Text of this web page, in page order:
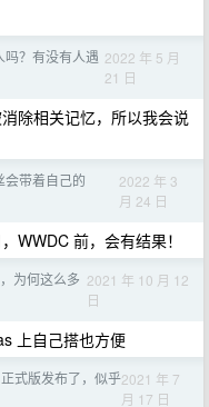
吗？有没有人遇 2022 年 5 月
21 日
除相关记忆，所以我会说
会带着自己的
2022 年 3
月 24 日
WWDC 前，会有结果！
为何这么多 2021 年 10 月 12
日
上自己搭也方便
式版发布了，似乎2021 年 7
月 17 日